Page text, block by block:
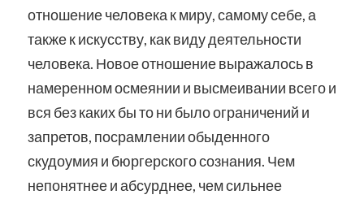
отношение человека к миру, самому себе, а
также к искусству, как виду деятельности
человека. Новое отношение выражалось в
намеренном осмеянии и высмеивании всего и
вся без каких бы то ни было ограничений и
запретов, посрамлении обыденного
скудоумия и бюргерского сознания. Чем
непонятнее и абсурднее, чем сильнее